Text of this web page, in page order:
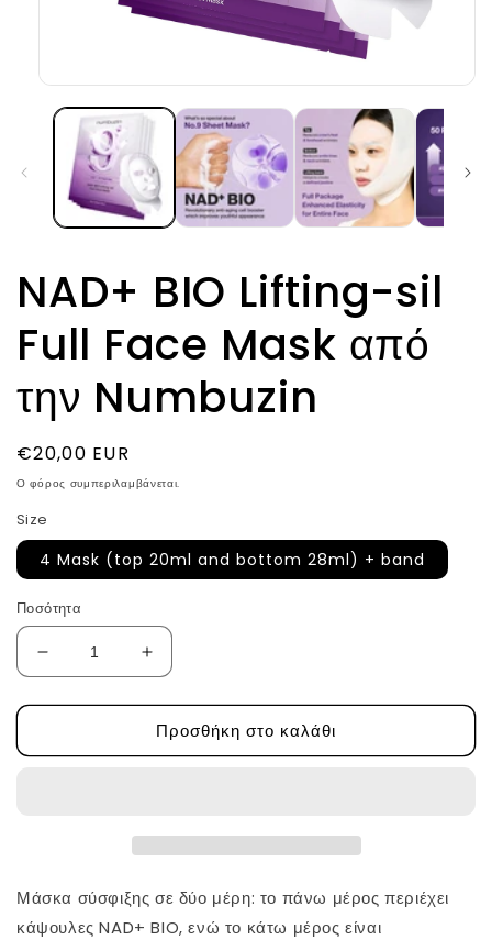
μέσου
βοηθητικό
παράθυρο
NAD+ BIO Lifting-sil
Full Face Mask από
την Numbuzin
Κανονική
τιμή
€20,00 EUR
Ο φόρος συμπεριλαμβάνεται.
Size
4 Mask (top 20ml and bottom 28ml) + band
Ποσότητα
Μείωση
ποσότητας
για
BIO
από
Αύξηση
ποσότητας
για
NAD+
BIO
από
Προσθήκη στο καλάθι
Μάσκα σύσφιξης σε δύο μέρη: το πάνω μέρος περιέχει
κάψουλες NAD+ BIO, ενώ το κάτω μέρος είναι